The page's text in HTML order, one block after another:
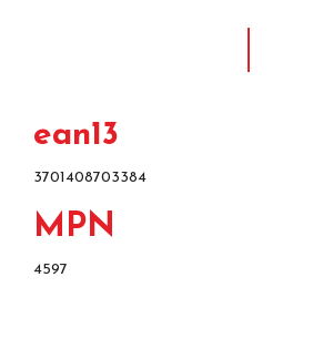
ean13
3701408703384
MPN
4597